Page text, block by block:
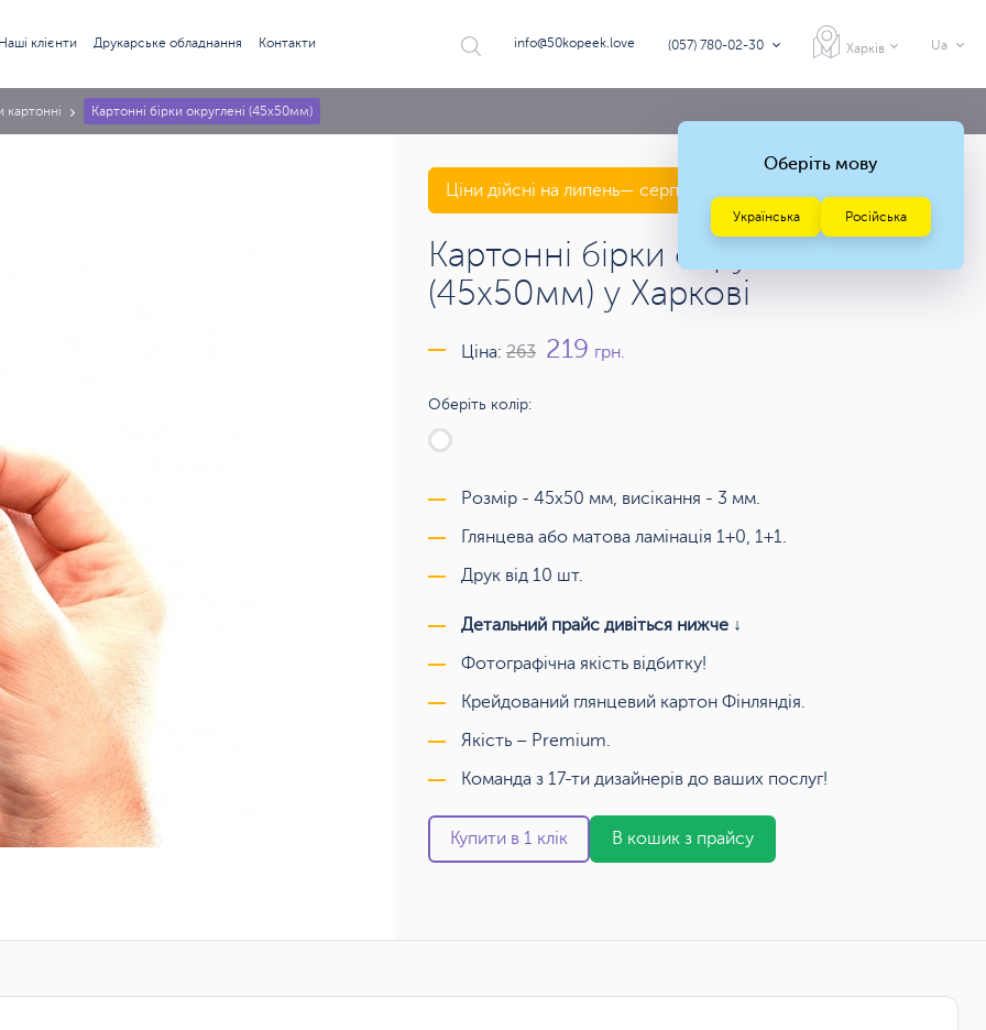
Наші клієнти Друкарське обладнання Контакти info@50kopeek.love (057) 780-02-30 Харків Ua
картонні Картонні бірки округлені (45х50мм)
Ціни дійсні на липень— серпень 2026 року
Картонні бірки округлені
(45х50мм) у Харкові
Ціна: 263 219 грн.
Оберіть колір:
Розмір - 45х50 мм, висікання - 3 мм.
Глянцева або матова ламінація 1+0, 1+1.
Друк від 10 шт.
Детальний прайс дивіться нижче ↓
Фотографічна якість відбитку!
Крейдований глянцевий картон Фінляндія.
Якість – Premium.
Команда з 17-ти дизайнерів до ваших послуг!
Купити в 1 клік В кошик з прайсу
Оберіть мову
Українська Російська